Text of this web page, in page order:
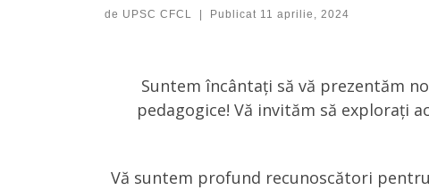
de UPSC CFCL | Publicat 11 aprilie, 2024
Suntem încântați să vă prezentăm
pedagogice! Vă invităm să explorați
Vă suntem profund recunoscători